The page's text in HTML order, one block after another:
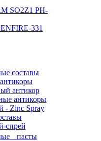
SO2Z1 PH-
331
составы
антикор
антикоры
- Zinc Spray
спрей
пасты